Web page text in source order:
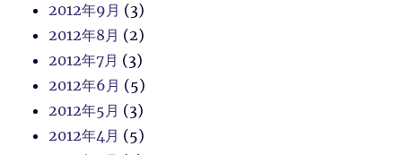
2012年9月 (3)
2012年8月 (2)
2012年7月 (3)
2012年6月 (5)
2012年5月 (3)
2012年4月 (5)